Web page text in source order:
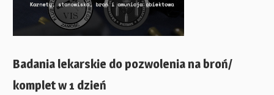
Badania lekarskie do pozwolenia na broń/
komplet w 1 dzień